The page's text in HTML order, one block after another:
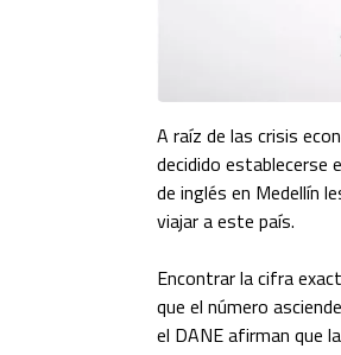
A raíz de las crisis
decidido establecerse
de inglés en Medellín
viajar a este país.
Encontrar la cifra
que el número
el DANE afirman que